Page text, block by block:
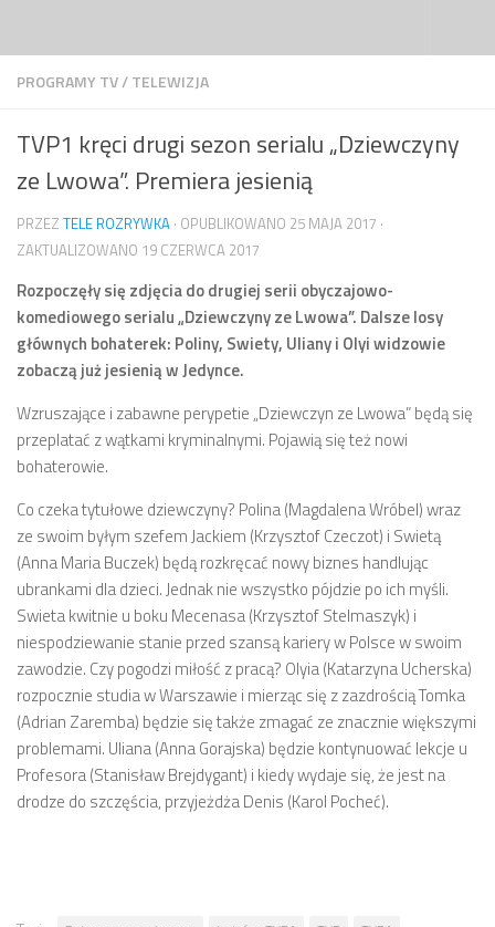
PROGRAMY TV/TELEWIZJA
TVP1 kręci drugi sezon serialu „Dziewczyny
ze Lwowa”. Premiera jesienią
PRZEZ TELE ROZRYWKA · OPUBLIKOWANO 25 MAJA 2017 ·
ZAKTUALIZOWANO 19 CZERWCA 2017
Rozpoczęły się zdjęcia do drugiej serii obyczajowo-
komediowego serialu „Dziewczyny ze Lwowa”. Dalsze losy
głównych bohaterek: Poliny, Swiety, Uliany i Olyi widzowie
zobaczą już jesienią w Jedynce.
Wzruszające i zabawne perypetie „Dziewczyn ze Lwowa” będą się
przeplatać z wątkami kryminalnymi. Pojawią się też nowi
bohaterowie.
Co czeka tytułowe dziewczyny? Polina (Magdalena Wróbel) wraz
ze swoim byłym szefem Jackiem (Krzysztof Czeczot) i Swietą
(Anna Maria Buczek) będą rozkręcać nowy biznes handlując
ubrankami dla dzieci. Jednak nie wszystko pójdzie po ich myśli.
Swieta kwitnie u boku Mecenasa (Krzysztof Stelmaszyk) i
niespodziewanie stanie przed szansą kariery w Polsce w swoim
zawodzie. Czy pogodzi miłość z pracą? Olyia (Katarzyna Ucherska)
rozpocznie studia w Warszawie i mierząc się z zazdrością Tomka
(Adrian Zaremba) będzie się także zmagać ze znacznie większymi
problemami. Uliana (Anna Gorajska) będzie kontynuować lekcje u
Profesora (Stanisław Brejdygant) i kiedy wydaje się, że jest na
drodze do szczęścia, przyjeżdża Denis (Karol Pocheć).